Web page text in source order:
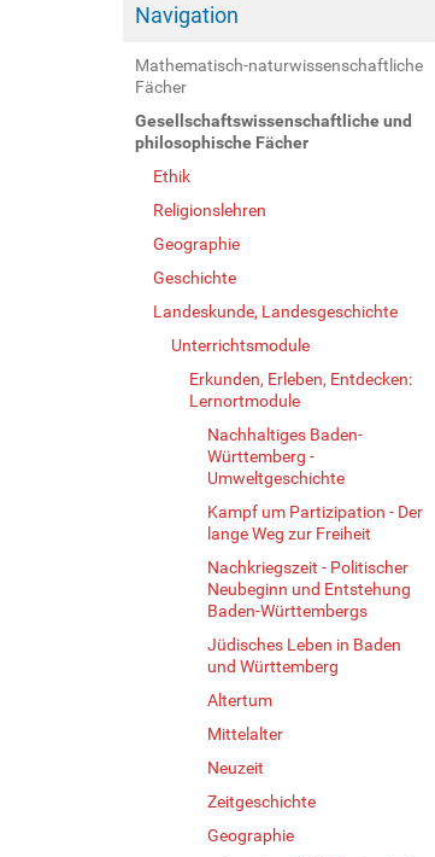
Navigation
Mathematisch-naturwissenschaftliche
Fächer
Gesellschaftswissenschaftliche und
philosophische Fächer
Ethik
Religionslehren
Geographie
Geschichte
Landeskunde, Landesgeschichte
Unterrichtsmodule
Erkunden, Erleben, Entdecken:
Lernortmodule
Nachhaltiges Baden-
Württemberg -
Umweltgeschichte
Kampf um Partizipation - Der
lange Weg zur Freiheit
Nachkriegszeit - Politischer
Neubeginn und Entstehung
Baden-Württembergs
Jüdisches Leben in Baden
und Württemberg
Altertum
Mittelalter
Neuzeit
Zeitgeschichte
Geographie